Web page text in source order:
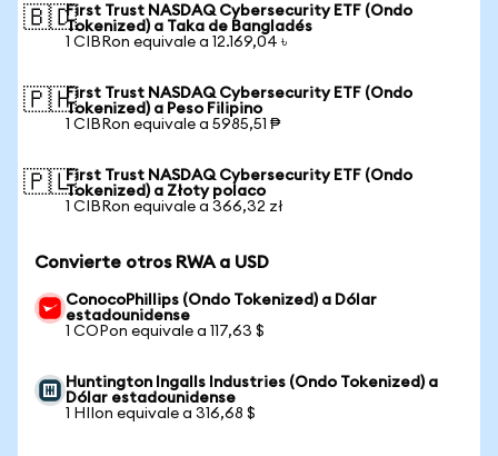
🇧🇩First Trust NASDAQ Cybersecurity ETF (Ondo
Tokenized) a Taka de Bangladés
1 CIBRon equivale a 12.169,04 ৳
🇵🇭First Trust NASDAQ Cybersecurity ETF (Ondo
Tokenized) a Peso Filipino
1 CIBRon equivale a 5985,51 ₱
🇵🇱First Trust NASDAQ Cybersecurity ETF (Ondo
Tokenized) a Złoty polaco
1 CIBRon equivale a 366,32 zł
Convierte otros RWA a USD
ConocoPhillips (Ondo Tokenized) a Dólar
estadounidense
1 COPon equivale a 117,63 $
Huntington Ingalls Industries (Ondo Tokenized) a
Dólar estadounidense
1 HIIon equivale a 316,68 $